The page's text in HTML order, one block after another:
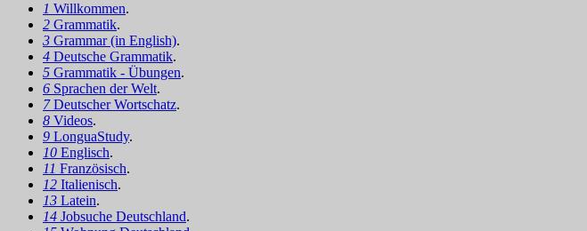
1 Willkommen.
2 Grammatik.
3 Grammar (in English).
4 Deutsche Grammatik.
5 Grammatik - Übungen.
6 Sprachen der Welt.
7Deutscher Wortschatz.
8 Videos.
9 LonguaStudy.
10 Englisch.
11 Französisch.
12 Italienisch.
13 Latein.
14 Jobsuche Deutschland.